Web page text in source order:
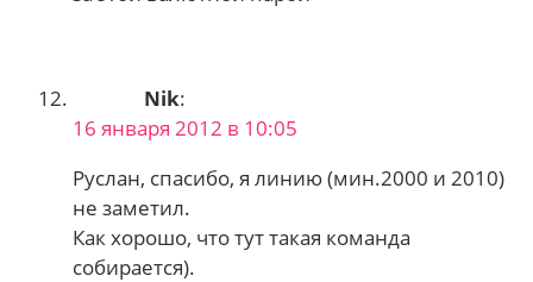
Nik:
16 января 2012 в 10:05
Руслан, спасибо, я линию (мин.2000 и 2010)
не заметил.
Как хорошо, что тут такая команда
собирается).